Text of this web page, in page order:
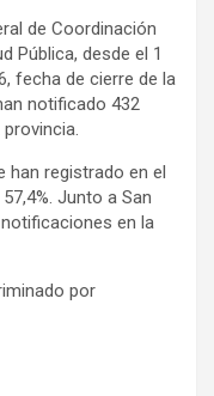
de Coordinación
Pública, desde el 1
fecha de cierre de la
notificado 432
han registrado en el
Junto a San
en la
por